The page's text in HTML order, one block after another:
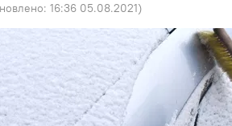
16:36 05.08.2021)